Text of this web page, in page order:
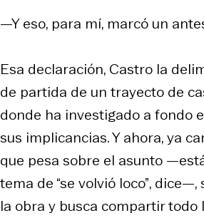
—Y eso, para mí, marcó un
Esa declaración, Castro la
de partida de un trayecto de
donde ha investigado a fondo
sus implicancias. Y ahora, ya
que pesa sobre el asunto —
tema de “se volvió loco”, dice—,
la obra y busca compartir todo